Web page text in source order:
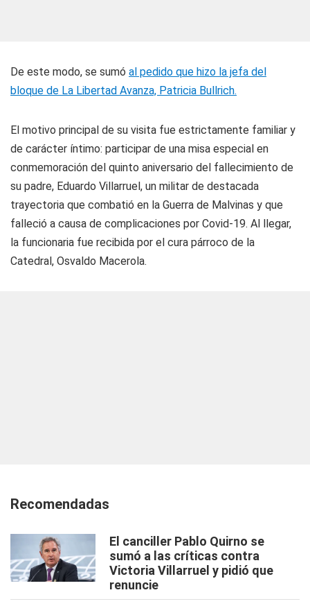
De este modo, se sumó al pedido que hizo la jefa del
bloque de La Libertad Avanza, Patricia Bullrich.
El motivo principal de su visita fue estrictamente familiar y
de carácter íntimo: participar de una misa especial en
conmemoración del quinto aniversario del fallecimiento de
su padre, Eduardo Villarruel, un militar de destacada
trayectoria que combatió en la Guerra de Malvinas y que
falleció a causa de complicaciones por Covid-19. Al llegar,
la funcionaria fue recibida por el cura párroco de la
Catedral, Osvaldo Macerola.
Recomendadas
El canciller Pablo Quirno se
sumó a las críticas contra
Victoria Villarruel y pidió que
renuncie